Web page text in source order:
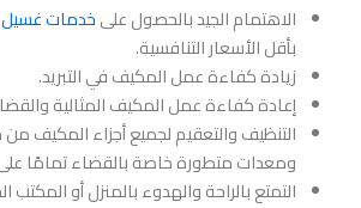
الاهتمام الجيد بالحصول علىخدمات
بأقل الأسعار التنافسية.
زيادة كفاءة عمل المكيف في التبريد.
إعادة كفاءة عمل المكيف المثالية
التنظيف والتعقيم لجميع أجزاء المكيف
ومعدات متطورة خاصة بالقضاء تمامًا على
التمتع بالراحة والهدوء بالمنزل أو